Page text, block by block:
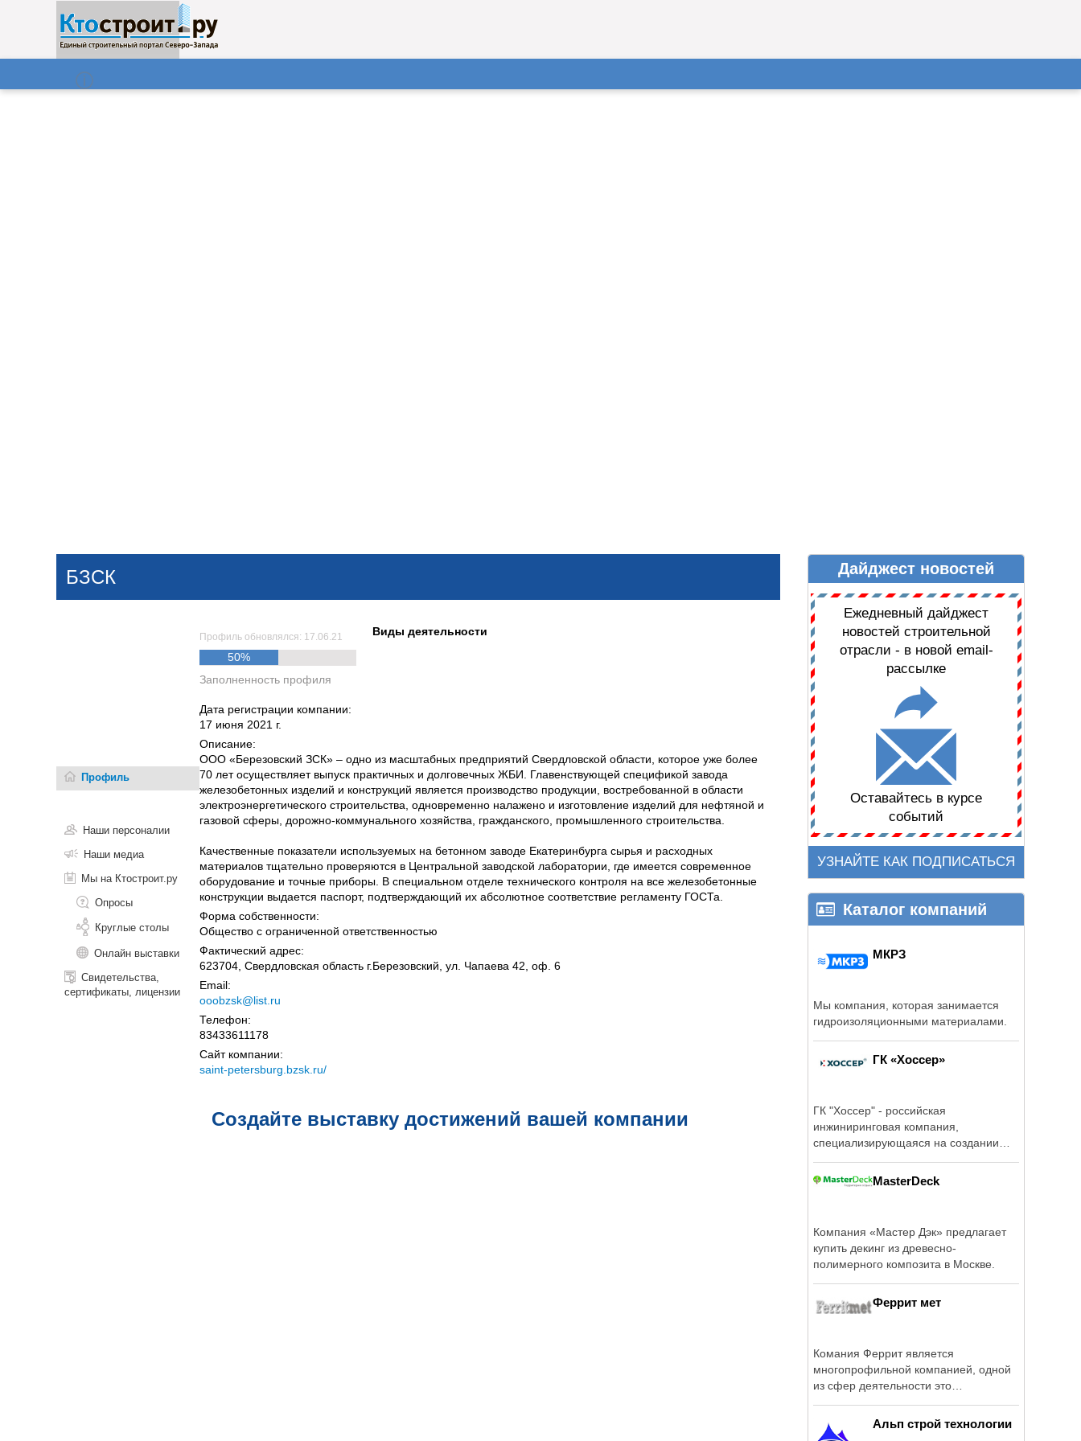
Поиск
НОВОСТИ ДАЙДЖЕСТ НОВОСТЕЙ
БЗСК
Профиль
Наши персоналии
Наши медиа
Мы на Ктостроит.ру
Опросы
Круглые столы
Онлайн выставки
Свидетельства,
сертификаты, лицензии
Профиль обновлялся: 17.06.21
50%
Заполненность профиля
Виды деятельности
Дата регистрации компании:
17 июня 2021 г.
Описание:
ООО «Березовский ЗСК» – одно из масштабных предприятий Свердловской области, которое уже более
70 лет осуществляет выпуск практичных и долговечных ЖБИ. Главенствующей спецификой завода
железобетонных изделий и конструкций является производство продукции, востребованной в области
электроэнергетического строительства, одновременно налажено и изготовление изделий для нефтяной и
газовой сферы, дорожно-коммунального хозяйства, гражданского, промышленного строительства.
Качественные показатели используемых на бетонном заводе Екатеринбурга сырья и расходных
материалов тщательно проверяются в Центральной заводской лаборатории, где имеется современное
оборудование и точные приборы. В специальном отделе технического контроля на все железобетонные
конструкции выдается паспорт, подтверждающий их абсолютное соответствие регламенту ГОСТа.
Форма собственности:
Общество с ограниченной ответственностью
Фактический адрес:
623704, Свердловская область г.Березовский, ул. Чапаева 42, оф. 6
Email:
ooobzsk@list.ru
Телефон:
83433611178
Сайт компании:
saint-petersburg.bzsk.ru/
Создайте выставку достижений вашей компании
Дайджест новостей
Ежедневный дайджест
новостей строительной
отрасли - в новой email-
рассылке
Оставайтесь в курсе
событий
УЗНАЙТЕ КАК ПОДПИСАТЬСЯ
Каталог компаний
МКРЗ
Мы компания, которая занимается
гидроизоляционными материалами.
ГК «Хоссер»
ГК "Хоссер" - российская
инжиниринговая компания,
специализирующаяся на создании
MasterDeck
Компания «Мастер Дэк» предлагает
купить декинг из древесно-
полимерного композита в Москве.
Феррит мет
Комания Феррит является
многопрофильной компанией, одной
из сфер деятельности это
Альп строй технологии